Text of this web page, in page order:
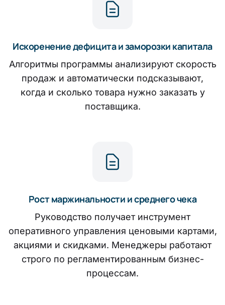
Искоренение дефицита и заморозки капитала
Алгоритмы программы анализируют скорость
продаж и автоматически подсказывают,
когда и сколько товара нужно заказать у
поставщика.
Рост маржинальности и среднего чека
Руководство получает инструмент
оперативного управления ценовыми картами,
акциями и скидками. Менеджеры работают
строго по регламентированным бизнес-
процессам.